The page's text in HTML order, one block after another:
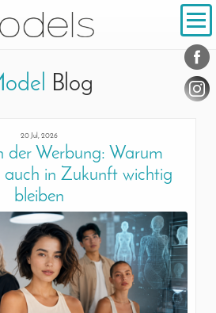
Blog
20 Jul, 2026
der Werbung: Warum
auch in Zukunft wichtig
bleiben